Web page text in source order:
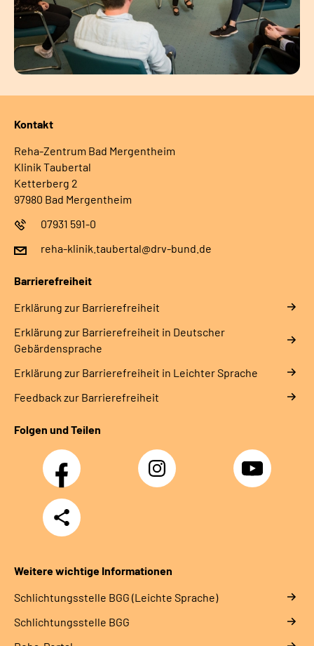
Kontakt
Reha-Zentrum Bad Mergentheim
Klinik Taubertal
Ketterberg 2
97980 Bad Mergentheim
07931 591-0
reha-klinik.taubertal@drv-bund.de
Barrierefreiheit
Erklärung zur Barrierefreiheit
Erklärung zur Barrierefreiheit in Deutscher
Gebärdensprache
Erklärung zur Barrierefreiheit in Leichter Sprache
Feedback zur Barrierefreiheit
Folgen und Teilen
Facebook Instagram YouTube
Teilen
Weitere wichtige Informationen
Schlich­tungs­stel­le BGG (Leichte Sprache)
Schlich­tungs­stel­le BGG